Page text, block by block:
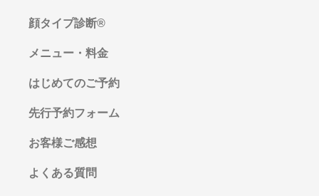
顔タイプ診断®︎
メニュー・料金
はじめてのご予約
先行予約フォーム
お客様ご感想
よくある質問